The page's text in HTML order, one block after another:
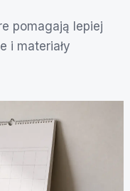
pomagają lepiej
i materiały